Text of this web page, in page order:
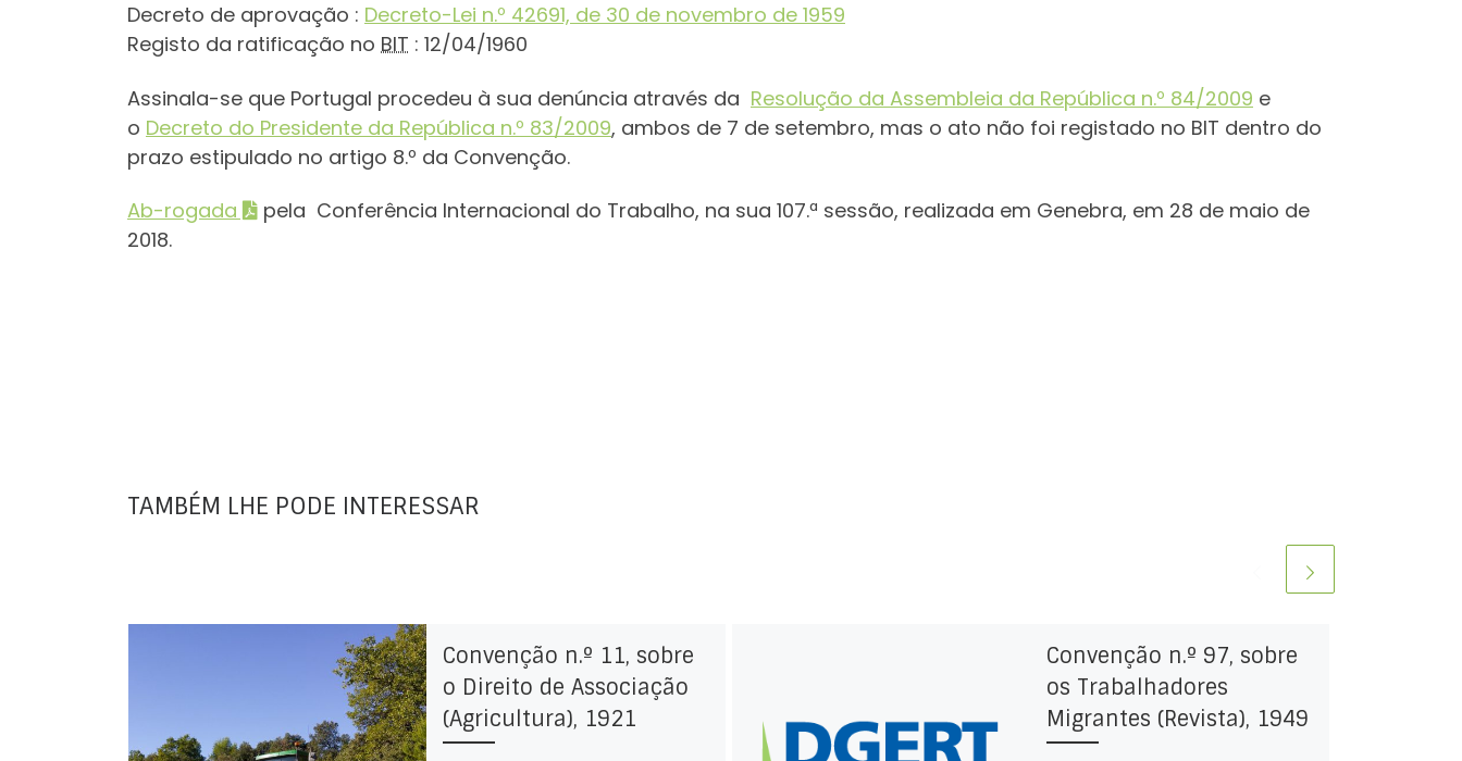
Decreto de aprovação : Decreto-Lei n.º 42691, de 30 de novembro de 1959
Registo da ratificação no BIT : 12/04/1960
Assinala-se que Portugal procedeu à sua denúncia através da Resolução da Assembleia da República n.º 84/2009 e
o Decreto do Presidente da República n.º 83/2009, ambos de 7 de setembro, mas o ato não foi registado no BIT dentro do
prazo estipulado no artigo 8.º da Convenção.
Ab-rogada
pela Conferência Internacional do Trabalho, na sua 107.ª sessão, realizada em Genebra, em 28 de maio de
2018.
TAMBÉM LHE PODE INTERESSAR
Convenção n.º 11, sobre
o Direito de Associação
(Agricultura), 1921
Convenção n.º 97, sobre
os Trabalhadores
Migrantes (Revista), 1949